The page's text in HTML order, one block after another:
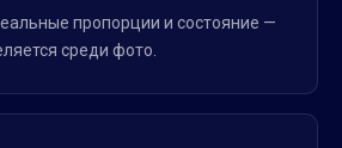
пропорции и состояние —
среди фото.